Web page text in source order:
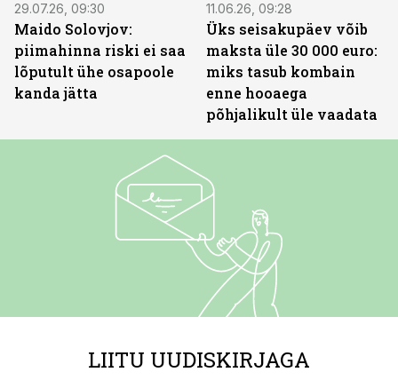
29.07.26, 09:30
Maido Solovjov:
piimahinna riski ei saa
lõputult ühe osapoole
kanda jätta
11.06.26, 09:28
Üks seisakupäev võib
maksta üle 30 000 euro:
miks tasub kombain
enne hooaega
põhjalikult üle vaadata
LIITU UUDISKIRJAGA